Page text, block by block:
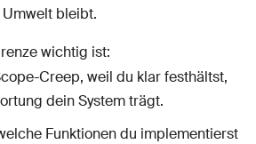
bleibt.
wichtig ist:
Creep, weil du klar festhältst,
dein System trägt.
Funktionen du implementierst